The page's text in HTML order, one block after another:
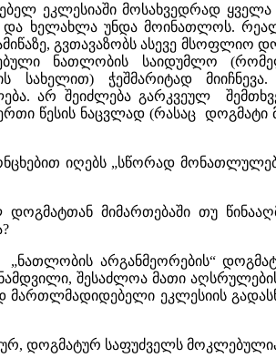
ეკლესიაში მოსახვედრად
ხელახლა უნდა მოინათლოს.
გვთავაზობს ასევე მსოფლიო
ნათლობის საიდუმლო
სახელით) ჭეშმარიტად
არ შეიძლება გარკვეულ
წესის ნაცვლად (რასაც დოგმატი
იღებს „სწორად
მიმართებაში თუ
„ნათლობის არგანმეორების“
შესაძლოა მათი
ეკლესიის
დოგმატურ საფუძველს